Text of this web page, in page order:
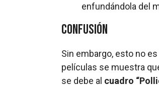
enfundándola del
Confusión
Sin embargo, esto no
películas se muestra
se debe al cuadro